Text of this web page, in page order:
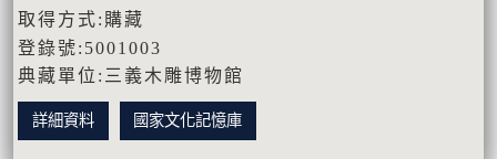
取得方式:購藏
登錄號:5001003
典藏單位:三義木雕博物館
詳細資料 國家文化記憶庫